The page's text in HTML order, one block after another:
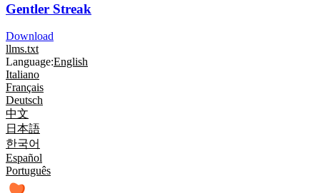
Gentler Streak
Download
llms.txt
Language:English
Italiano
Français
Deutsch
中文
日本語
한국어
Español
Português